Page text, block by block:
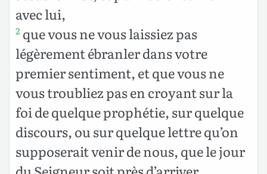
avec lui,
2 que vous ne vous laissiez pas
légèrement ébranler dans votre
premier sentiment, et que vous ne
vous troubliez pas en croyant sur la
foi de quelque prophétie, sur quelque
discours, ou sur quelque lettre qu’on
supposerait venir de nous, que le jour